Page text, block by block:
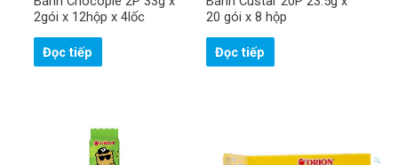
2gói x 12hộp x 4lốc
Đọc tiếp
20 gói x 8 hộp
Đọc tiếp